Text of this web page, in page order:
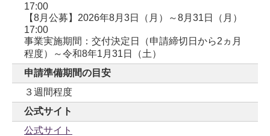
17:00
【8月公募】2026年8月3日（月）～8月31日（月）
17:00
事業実施期間：交付決定日（申請締切日から2ヵ月
程度）～令和8年1月31日（土）
申請準備期間の目安
３週間程度
公式サイト
公式サイト